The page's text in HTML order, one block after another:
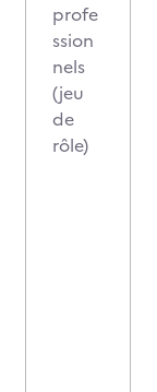
profe
ssion
nels
(jeu
de
rôle)